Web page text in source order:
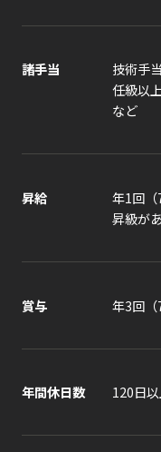
諸手当
技術手
任級以
など
昇給
年1回
昇級が
賞与 年3回（
年間休日数 120日